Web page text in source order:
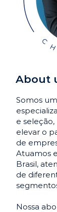
About
Somos
e
elevar o
de
Atuamos
Brasil,
de
Nossa